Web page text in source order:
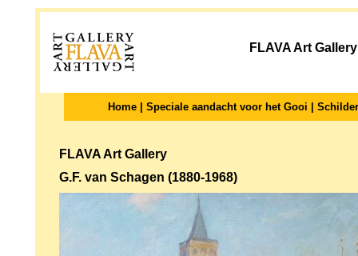
FLAVA Art
Home Speciale aandacht voor het Gooi
FLAVA Art Gallery
G.F. van Schagen (1880-1968)